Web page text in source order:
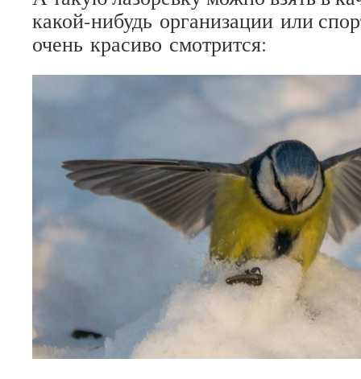
какой-нибудь организации или
очень красиво смотрится: